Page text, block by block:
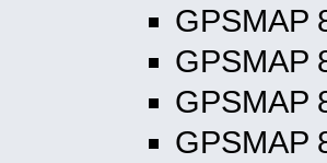
GPSMAP
GPSMAP
GPSMAP
GPSMAP